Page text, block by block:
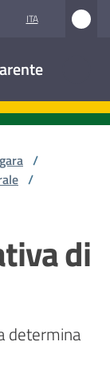
ITA
/
/
di
determina